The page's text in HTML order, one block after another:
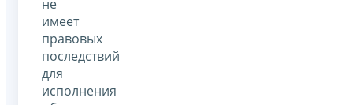
не
имеет
правовых
последствий
для
исполнения